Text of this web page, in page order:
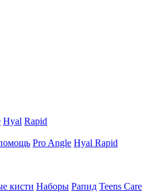
Hyal Rapid
Pro Angle Hyal Rapid
кисти Наборы Рапид Teens Care